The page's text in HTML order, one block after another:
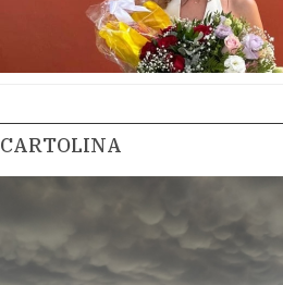
CARTOLINA